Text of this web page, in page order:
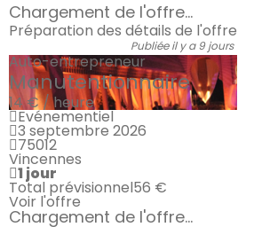
Chargement de l'offre...
Préparation des détails de l'offre
Publiée il y a 9 jours
Auto-entrepreneur
Manutentionnaire
14 € / heure
Evénementiel
3 septembre 2026
75012
Vincennes
1 jour
Total prévisionnel56 €
Voir l'offre
Chargement de l'offre...